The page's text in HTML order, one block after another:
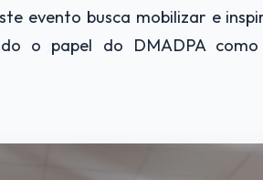
evento busca mobilizar e
o papel do DMADPA